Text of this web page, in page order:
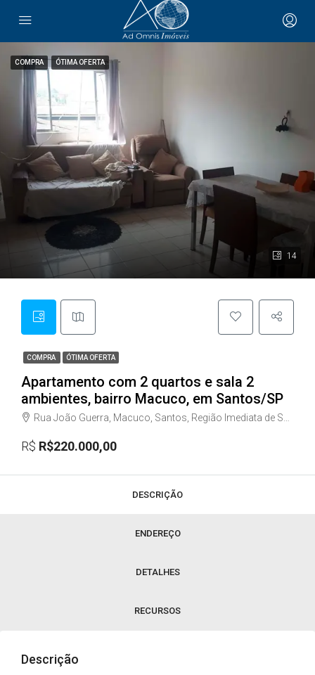
14
COMPRA ÓTIMA OFERTA
COMPRA ÓTIMA OFERTA
Apartamento com 2 quartos e sala 2
ambientes, bairro Macuco, em Santos/SP
Rua João Guerra, Macuco, Santos, Região Imediata de Santos, Região Metropolitana da Baixada Santista, Região Geográfica Intermediária de São Paulo, São Paulo, Região Sudeste, 11015-070, Brasil
R$ R$220.000,00
DESCRIÇÃO
ENDEREÇO
DETALHES
RECURSOS
Descrição